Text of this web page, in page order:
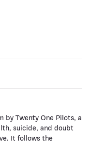
by Twenty One Pilots, a
suicide, and doubt
It follows the